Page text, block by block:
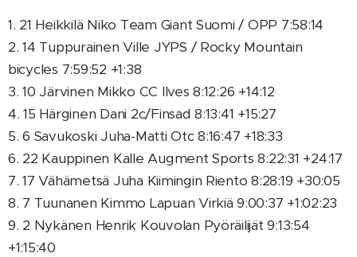
1. 21 Heikkilä Niko Team Giant Suomi / OPP 7:58:14
2. 14 Tuppurainen Ville JYPS / Rocky Mountain
bicycles 7:59:52 +1:38
3. 10 Järvinen Mikko CC Ilves 8:12:26 +14:12
4. 15 Härginen Dani 2c/Finsad 8:13:41 +15:27
5. 6 Savukoski Juha-Matti Otc 8:16:47 +18:33
6. 22 Kauppinen Kalle Augment Sports 8:22:31 +24:17
7. 17 Vähämetsä Juha Kiimingin Riento 8:28:19 +30:05
8. 7 Tuunanen Kimmo Lapuan Virkiä 9:00:37 +1:02:23
9. 2 Nykänen Henrik Kouvolan Pyöräilijät 9:13:54
+1:15:40